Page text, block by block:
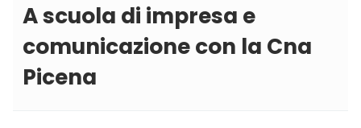
A scuola di impresa e
comunicazione con la Cna
Picena